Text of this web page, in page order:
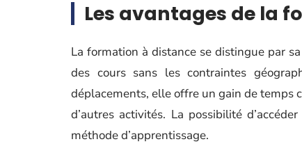
Les avantages de la
La formation à distance se distingue par
des cours sans les contraintes
déplacements, elle offre un gain de temps
d’autres activités. La possibilité
méthode d’apprentissage.